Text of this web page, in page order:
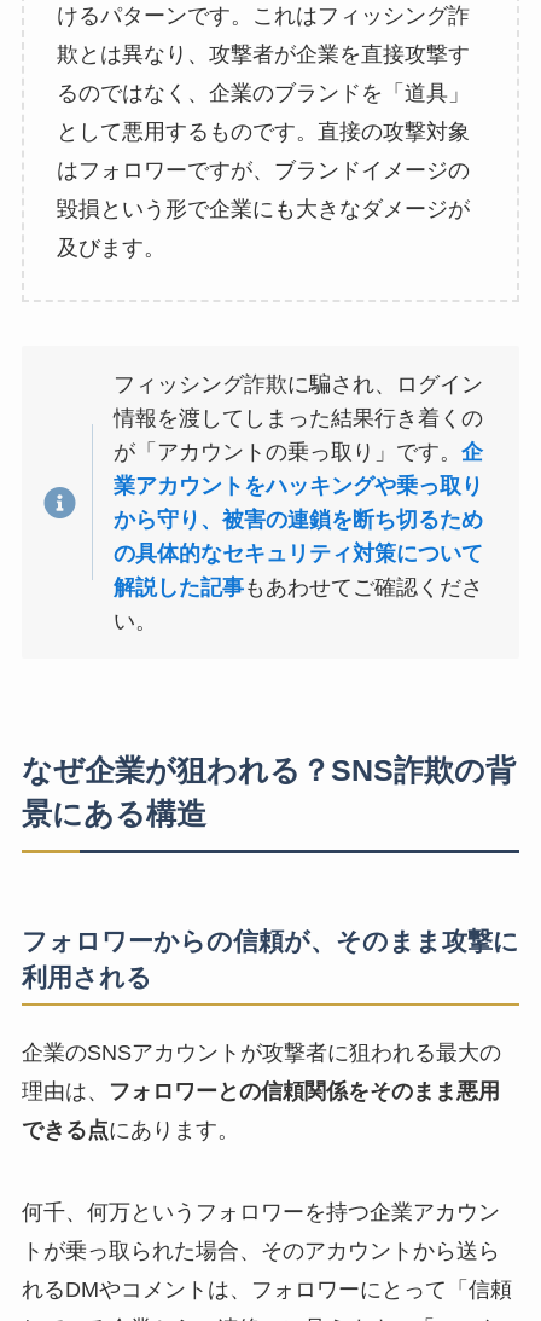
けるパターンです。これはフィッシング詐
欺とは異なり、攻撃者が企業を直接攻撃す
るのではなく、企業のブランドを「道具」
として悪用するものです。直接の攻撃対象
はフォロワーですが、ブランドイメージの
毀損という形で企業にも大きなダメージが
及びます。
フィッシング詐欺に騙され、ログイン
情報を渡してしまった結果行き着くの
が「アカウントの乗っ取り」です。企
業アカウントをハッキングや乗っ取り
から守り、被害の連鎖を断ち切るため
の具体的なセキュリティ対策について
解説した記事もあわせてご確認くださ
い。
なぜ企業が狙われる？SNS詐欺の背
景にある構造
フォロワーからの信頼が、そのまま攻撃に
利用される
企業のSNSアカウントが攻撃者に狙われる最大の
理由は、
フォロワーとの信頼関係をそのまま悪用
できる点にあります。
何千、何万というフォロワーを持つ企業アカウン
トが乗っ取られた場合、そのアカウントから送ら
れるDMやコメントは、フォロワーにとって「信頼